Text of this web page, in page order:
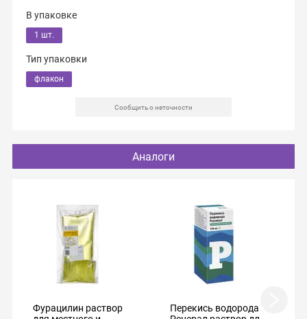
В упаковке
1 шт.
Тип упаковки
флакон
Сообщить о неточности
Аналоги
Фурацилин раствор
Перекись водорода